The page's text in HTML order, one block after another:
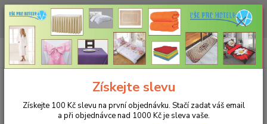
CHCETE NAKOUPIT VĚTŠÍ MNOŽSTVÍ NAŠICH PRODUKTŮ ZA LEPŠÍ
CENU? Klikněte ZDE
CZK
+420 773 794 023
Pondělí-pátek 9-16 hodin
0ks
za0 Kč
Získejte slevu
Získejte 100 Kč slevu na první objednávku. Stačí zadat váš email
a při objednávce nad 1000 Kč je sleva vaše.